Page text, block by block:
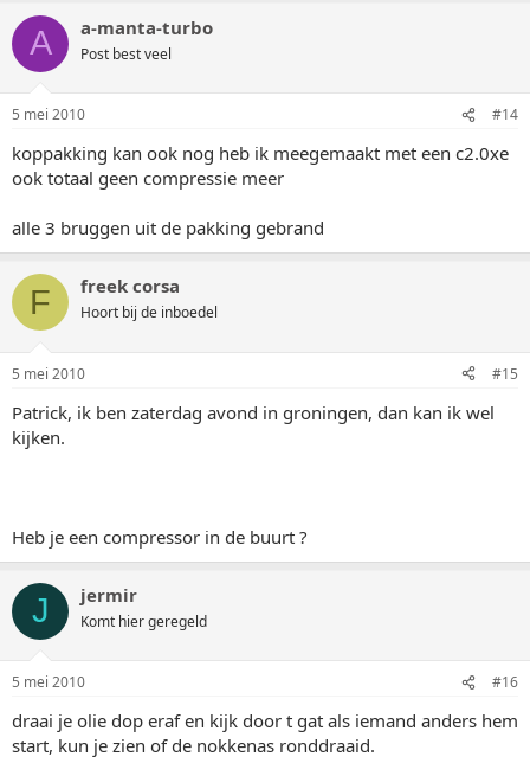
A a-manta-turbo
Post best veel
5 mei 2010 #14
koppakking kan ook nog heb ik meegemaakt met een c2.0xe
ook totaal geen compressie meer
alle 3 bruggen uit de pakking gebrand
F freek corsa
Hoort bij de inboedel
5 mei 2010 #15
Patrick, ik ben zaterdag avond in groningen, dan kan ik wel
kijken.
Heb je een compressor in de buurt ?
J jermir
Komt hier geregeld
5 mei 2010 #16
draai je olie dop eraf en kijk door t gat als iemand anders hem
start, kun je zien of de nokkenas ronddraaid.